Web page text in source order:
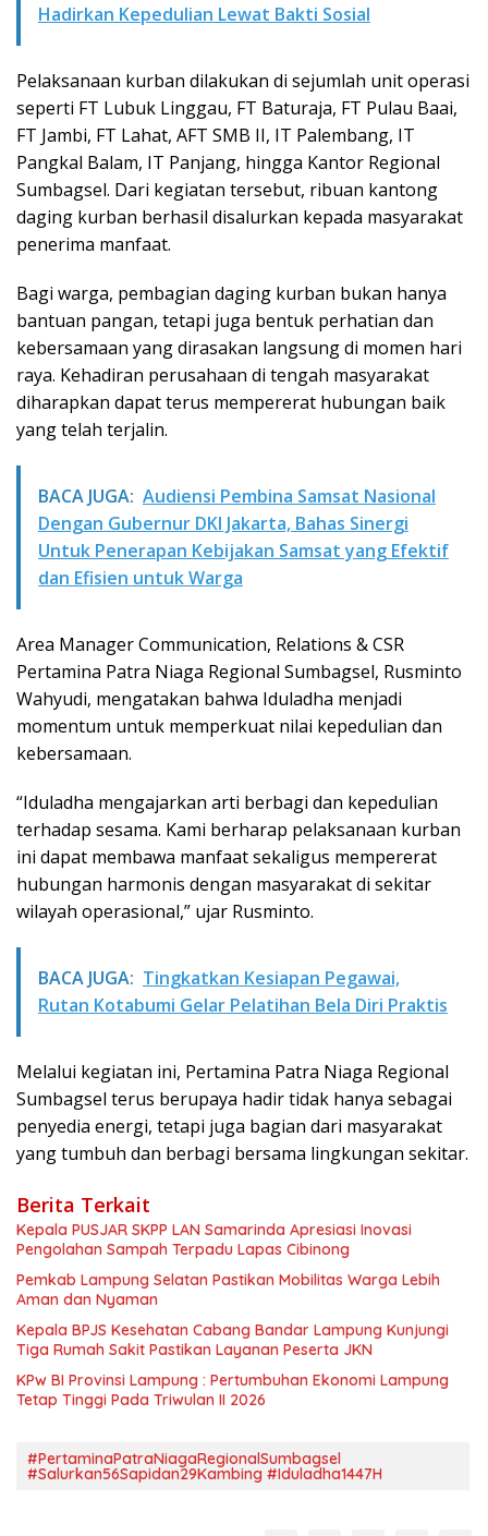
Hadirkan Kepedulian Lewat Bakti Sosial
Pelaksanaan kurban dilakukan di sejumlah unit operasi
seperti FT Lubuk Linggau, FT Baturaja, FT Pulau Baai,
FT Jambi, FT Lahat, AFT SMB II, IT Palembang, IT
Pangkal Balam, IT Panjang, hingga Kantor Regional
Sumbagsel. Dari kegiatan tersebut, ribuan kantong
daging kurban berhasil disalurkan kepada masyarakat
penerima manfaat.
Bagi warga, pembagian daging kurban bukan hanya
bantuan pangan, tetapi juga bentuk perhatian dan
kebersamaan yang dirasakan langsung di momen hari
raya. Kehadiran perusahaan di tengah masyarakat
diharapkan dapat terus mempererat hubungan baik
yang telah terjalin.
BACA JUGA: Audiensi Pembina Samsat Nasional
Dengan Gubernur DKI Jakarta, Bahas Sinergi
Untuk Penerapan Kebijakan Samsat yang Efektif
dan Efisien untuk Warga
Area Manager Communication, Relations & CSR
Pertamina Patra Niaga Regional Sumbagsel, Rusminto
Wahyudi, mengatakan bahwa Iduladha menjadi
momentum untuk memperkuat nilai kepedulian dan
kebersamaan.
“Iduladha mengajarkan arti berbagi dan kepedulian
terhadap sesama. Kami berharap pelaksanaan kurban
ini dapat membawa manfaat sekaligus mempererat
hubungan harmonis dengan masyarakat di sekitar
wilayah operasional,” ujar Rusminto.
BACA JUGA: Tingkatkan Kesiapan Pegawai,
Rutan Kotabumi Gelar Pelatihan Bela Diri Praktis
Melalui kegiatan ini, Pertamina Patra Niaga Regional
Sumbagsel terus berupaya hadir tidak hanya sebagai
penyedia energi, tetapi juga bagian dari masyarakat
yang tumbuh dan berbagi bersama lingkungan sekitar.
Berita Terkait
Kepala PUSJAR SKPP LAN Samarinda Apresiasi Inovasi
Pengolahan Sampah Terpadu Lapas Cibinong
Pemkab Lampung Selatan Pastikan Mobilitas Warga Lebih
Aman dan Nyaman
Kepala BPJS Kesehatan Cabang Bandar Lampung Kunjungi
Tiga Rumah Sakit Pastikan Layanan Peserta JKN
KPw BI Provinsi Lampung : Pertumbuhan Ekonomi Lampung
Tetap Tinggi Pada Triwulan II 2026
#PertaminaPatraNiagaRegionalSumbagsel
#Salurkan56Sapidan29Kambing #Iduladha1447H